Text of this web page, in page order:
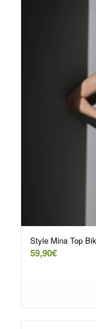
Style Mina Top
59,90€